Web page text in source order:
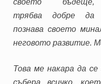
своето бъдеще,
трябва добре да
познава своето
неговото развитие.
Това ме накара да
събера всичко,